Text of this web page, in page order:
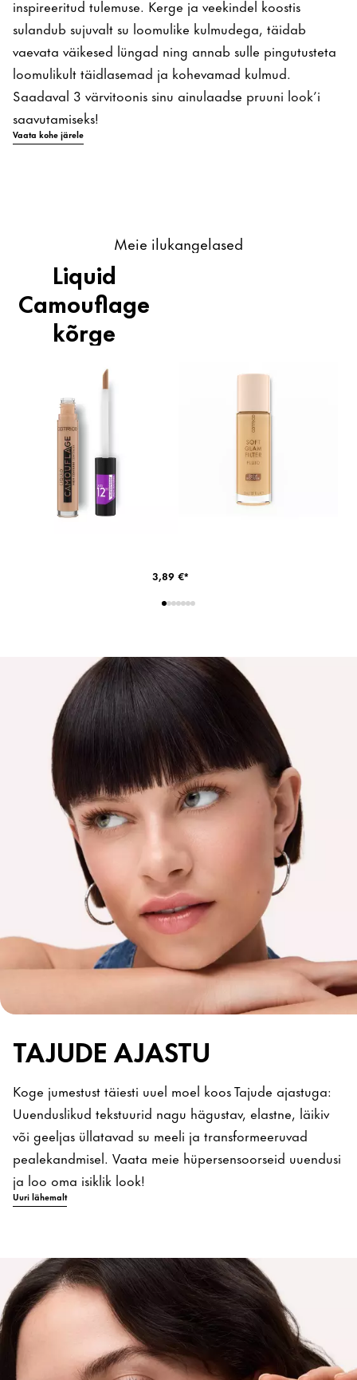
inspireeritud tulemuse. Kerge ja veekindel koostis
sulandub sujuvalt su loomulike kulmudega, täidab
vaevata väikesed lüngad ning annab sulle pingutusteta
loomulikult täidlasemad ja kohevamad kulmud.
Saadaval 3 värvitoonis sinu ainulaadse pruuni look’i
saavutamiseks!
Vaata kohe järele
Meie ilukangelased
Liquid
Camouflage
kõrge
katvusega
peitekreem
3,89 €*
TAJUDE AJASTU
Koge jumestust täiesti uuel moel koos Tajude ajastuga:
Uuenduslikud tekstuurid nagu hägustav, elastne, läikiv
või geeljas üllatavad su meeli ja transformeeruvad
pealekandmisel. Vaata meie hüpersensoorseid uuendusi
ja loo oma isiklik look!
Uuri lähemalt